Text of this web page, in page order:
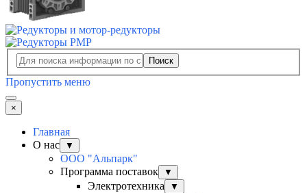
Поиск
Пропустить меню
×
Главная
О нас
▼
ООО "Альпарк"
Программа поставок
▼
Электротехника ▼